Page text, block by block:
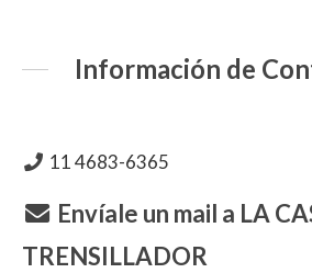
Información de
11 4683-6365
Envíale un mail a LA
TRENSILLADOR